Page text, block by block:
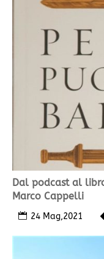
Dal podcast al
Marco Cappelli
24 Mag,2021